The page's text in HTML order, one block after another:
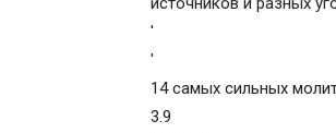
'
'
14 самых сильных
3.9